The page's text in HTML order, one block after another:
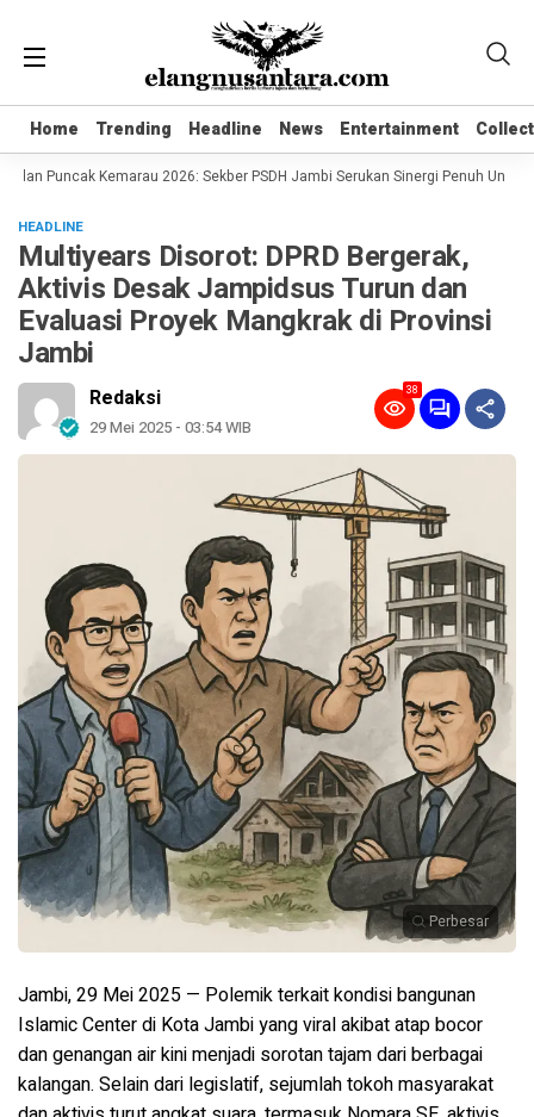
Home Trending Headline News Entertainment
Home Trending Headline News Entertainment
Puncak Kemarau 2026: Sekber PSDH Jambi Serukan Sinergi Penuh Untuk
HEADLINE
Multiyears Disorot: DPRD Bergerak,
Aktivis Desak Jampidsus Turun dan
Evaluasi Proyek Mangkrak di Provinsi
Jambi
Redaksi
29 Mei 2025 - 03:54 WIB
38
Perbesar
Jambi, 29 Mei 2025 — Polemik terkait kondisi bangunan
Islamic Center di Kota Jambi yang viral akibat atap bocor
dan genangan air kini menjadi sorotan tajam dari berbagai
kalangan. Selain dari legislatif, sejumlah tokoh masyarakat